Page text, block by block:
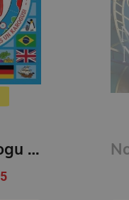
Karšu un karogu grāmata